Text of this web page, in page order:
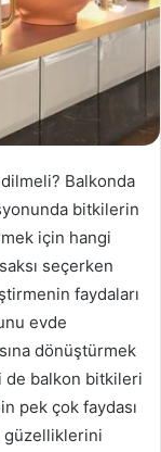
Balkonda
bitkilerin
için hangi
seçerken
faydaları
evde
dönüştürmek
de balkon bitkileri
pek çok faydası
güzelliklerini